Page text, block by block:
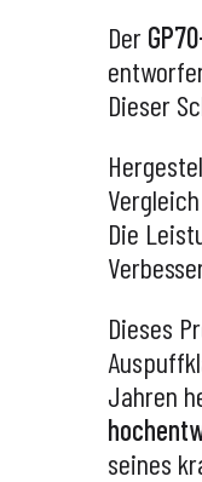
Der
Dieser
Die
Dieses
Jahren
seines